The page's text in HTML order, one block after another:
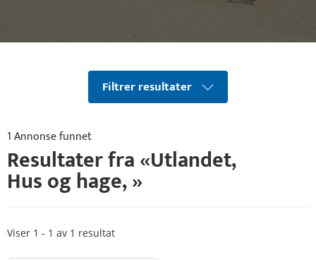
Filtrer resultater
1 Annonse funnet
Resultater fra «Utlandet,
Hus og hage, »
Viser 1 - 1 av 1 resultat